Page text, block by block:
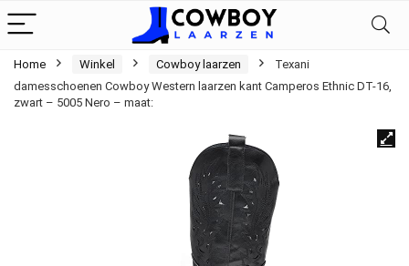
Home Winkel Cowboy laarzen
Texani
damesschoenen Cowboy Western laarzen kant Camperos Ethnic DT-16,
zwart – 5005 Nero – maat: